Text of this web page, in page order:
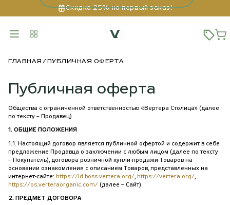
Скидка 25% на первый заказ!
ГЛАВНАЯ ПУБЛИЧНАЯ ОФЕРТА
Публичная оферта
Общества с ограниченной ответственностью «Вертера Столица» (далее
по тексту – Продавец)
1. ОБЩИЕ ПОЛОЖЕНИЯ
1.1. Настоящий договор является публичной офертой и содержит в себе
предложение Продавца о заключении с любым лицом (далее по тексту
– Покупатель), договора розничной купли-продажи Товаров на
основании ознакомления с описанием Товаров, представленных на
интернет-сайте: https://id.boss.vertera.org/, https://vertera.org/,
https://os.verteraorganic.com/ (далее – Сайт).
2. ПРЕДМЕТ ДОГОВОРА